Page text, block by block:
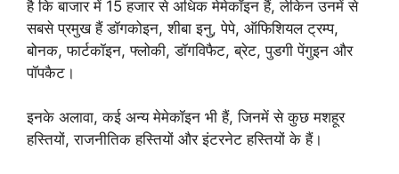
है कि बाजार में 15 हजार से अधिक मेमेकॉइन हैं, लेकिन उनमें से
सबसे प्रमुख हैं डॉगकोइन, शीबा इनु, पेपे, ऑफिशियल ट्रम्प,
बोनक, फार्टकॉइन, फ्लोकी, डॉगविफैट, ब्रेट, पुडगी पेंगुइन और
पॉपकैट।
इनके अलावा, कई अन्य मेमेकॉइन भी हैं, जिनमें से कुछ मशहूर
हस्तियों, राजनीतिक हस्तियों और इंटरनेट हस्तियों के हैं।